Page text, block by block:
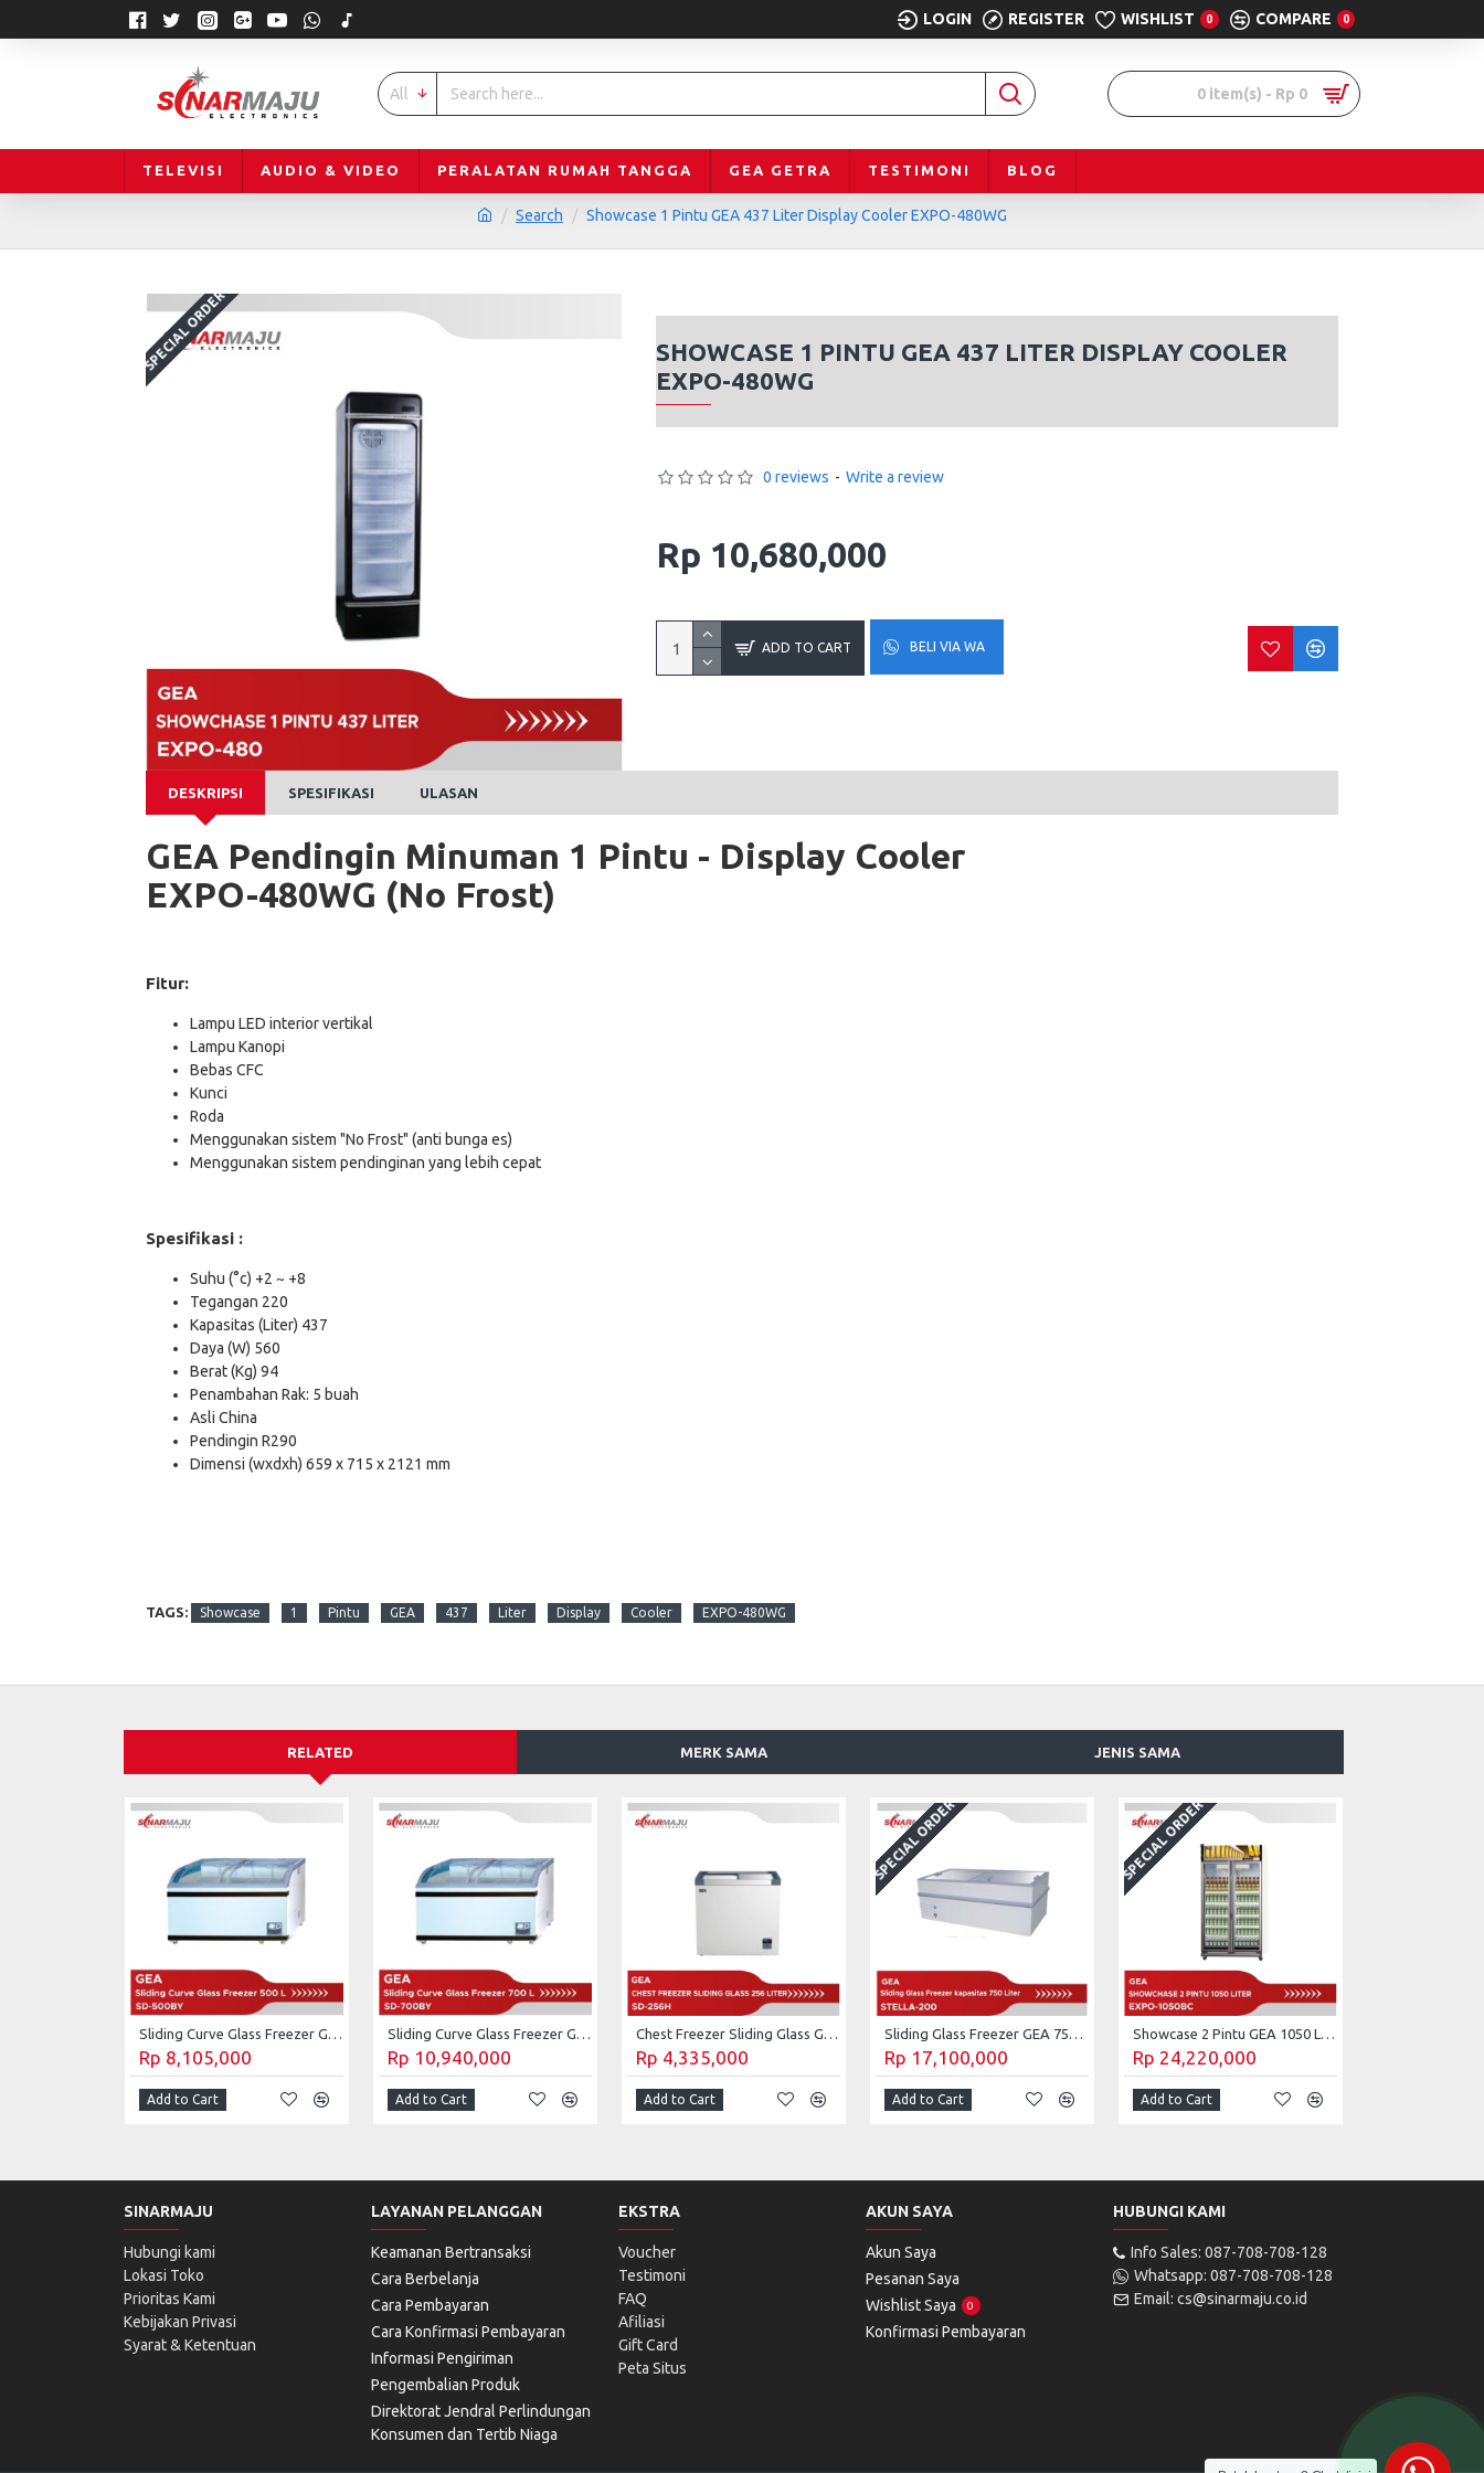
LOGIN REGISTER WISHLIST 0 COMPARE 0
All 0 item(s) - Rp 0
TELEVISI AUDIO & VIDEO PERALATAN RUMAH TANGGA GEA GETRA TESTIMONI BLOG
Search Showcase 1 Pintu GEA 437 Liter Display Cooler EXPO-480WG
SPECIAL ORDER
SHOWCASE 1 PINTU GEA 437 LITER DISPLAY COOLER
EXPO-480WG
0 reviews - Write a review
Rp 10,680,000
ADD TO CART BELI VIA WA
DESKRIPSI SPESIFIKASI ULASAN
GEA Pendingin Minuman 1 Pintu - Display Cooler
EXPO-480WG (No Frost)
Fitur:
Lampu LED interior vertikal
Lampu Kanopi
Bebas CFC
Kunci
Roda
Menggunakan sistem "No Frost" (anti bunga es)
Menggunakan sistem pendinginan yang lebih cepat
Spesifikasi :
Suhu (°c) +2 ~ +8
Tegangan 220
Kapasitas (Liter) 437
Daya (W) 560
Berat (Kg) 94
Penambahan Rak: 5 buah
Asli China
Pendingin R290
Dimensi (wxdxh) 659 x 715 x 2121 mm
TAGS: Showcase 1 Pintu GEA 437 Liter Display Cooler EXPO-480WG
RELATED MERK SAMA JENIS SAMA
Sliding Curve Glass Freezer GEA 500 Liter SD-500BY
Rp 8,105,000
Add to Cart
Sliding Curve Glass Freezer GEA 700 Liter SD-700BY
Rp 10,940,000
Add to Cart
Chest Freezer Sliding Glass GEA 256 Liter SD-256H
Rp 4,335,000
Add to Cart
SPECIAL ORDER
Sliding Glass Freezer GEA 750 Liter STELLA-200
Rp 17,100,000
Add to Cart
SPECIAL ORDER
Showcase 2 Pintu GEA 1050 Liter Beer Cooler EXPO-1050BC
Rp 24,220,000
Add to Cart
SINARMAJU
Hubungi kami
Lokasi Toko
Prioritas Kami
Kebijakan Privasi
Syarat & Ketentuan
LAYANAN PELANGGAN
Keamanan Bertransaksi
Cara Berbelanja
Cara Pembayaran
Cara Konfirmasi Pembayaran
Informasi Pengiriman
Pengembalian Produk
Direktorat Jendral Perlindungan
Konsumen dan Tertib Niaga
EKSTRA
Voucher
Testimoni
FAQ
Afiliasi
Gift Card
Peta Situs
AKUN SAYA
Akun Saya
Pesanan Saya
Wishlist Saya
0
Konfirmasi Pembayaran
HUBUNGI KAMI
Info Sales: 087-708-708-128
Whatsapp: 087-708-708-128
Email: cs@sinarmaju.co.id